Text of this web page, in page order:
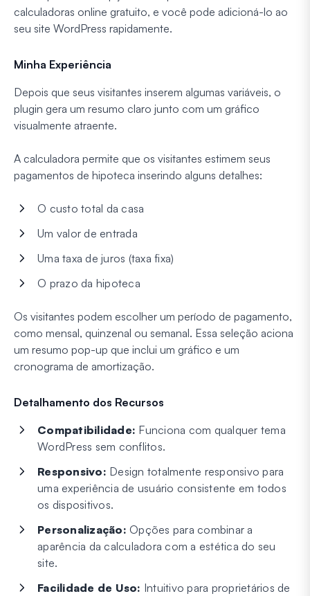
calculadoras online gratuito, e você pode adicioná-lo ao
seu site WordPress rapidamente.
Minha Experiência
Depois que seus visitantes inserem algumas variáveis, o
plugin gera um resumo claro junto com um gráfico
visualmente atraente.
A calculadora permite que os visitantes estimem seus
pagamentos de hipoteca inserindo alguns detalhes:
O custo total da casa
Um valor de entrada
Uma taxa de juros (taxa fixa)
O prazo da hipoteca
Os visitantes podem escolher um período de pagamento,
como mensal, quinzenal ou semanal. Essa seleção aciona
um resumo pop-up que inclui um gráfico e um
cronograma de amortização.
Detalhamento dos Recursos
Compatibilidade: Funciona com qualquer tema
WordPress sem conflitos.
Responsivo: Design totalmente responsivo para
uma experiência de usuário consistente em todos
os dispositivos.
Personalização: Opções para combinar a
aparência da calculadora com a estética do seu
site.
Facilidade de Uso: Intuitivo para proprietários de